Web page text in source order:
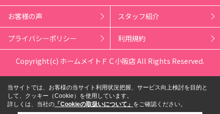
お客様の声 スタッフ紹介
プライバシーポリシー 利用規約
Copyright(c) ホームメイトＦＣ小阪店 All Rights Reserved.
当サイトでは、お客様の当サイト利用状況把握、サービス向上検討を目的と
して、クッキー（Cookie）を使用しています。
詳しくは、当社の 「Cookieの取扱いについて」 をご確認ください。